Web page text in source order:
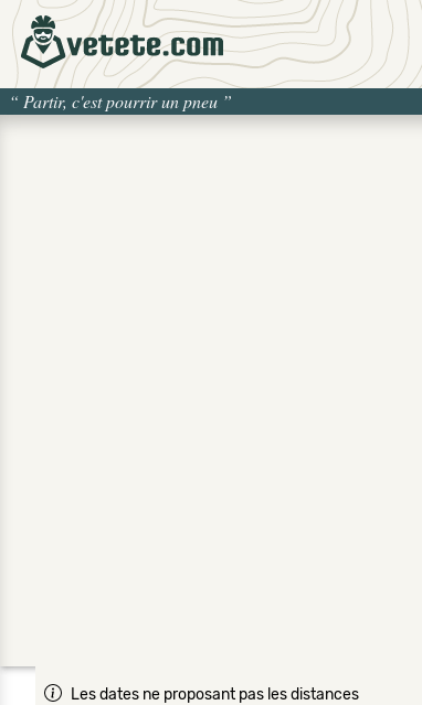
“ Partir, c'est pourrir un pneu ”
Les dates ne proposant pas les distances